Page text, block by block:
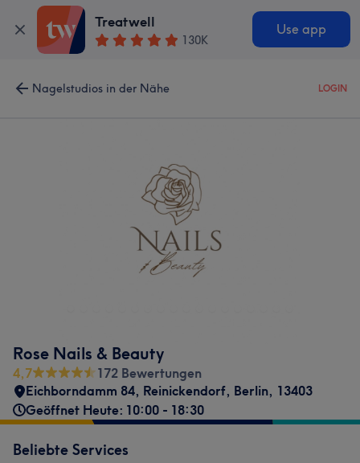
Treatwell
130K
Use app
Nagelstudios in der Nähe LOGIN
Rose Nails & Beauty
4,7
172 Bewertungen
Eichborndamm 84, Reinickendorf, Berlin, 13403
Geöffnet Heute: 10:00 - 18:30
Beliebte Services